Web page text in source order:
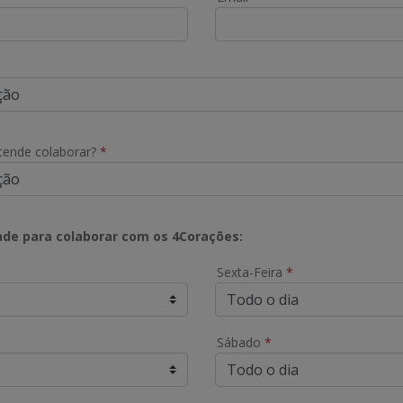
colaborar? *
para colaborar com os 4Corações:
Sexta-Feira *
Sábado *